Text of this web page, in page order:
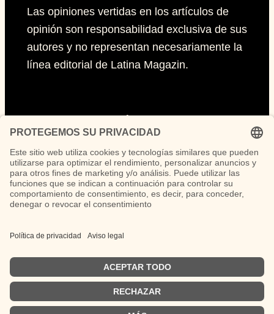
Las opiniones vertidas en los artículos de
opinión son responsabilidad exclusiva de sus
autores y no representan necesariamente la
línea editorial de Latina Magazin.
Páginas
Impressum
Políticas de privacidad
Políticas de Cookies
Instagram TikTok LinkedIn Facebook YouTube